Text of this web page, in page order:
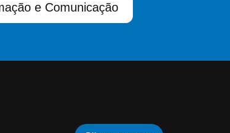
e Comunicação